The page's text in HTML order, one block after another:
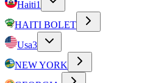
Haiti1
HAITI BOLET
Usa3
NEW YORK